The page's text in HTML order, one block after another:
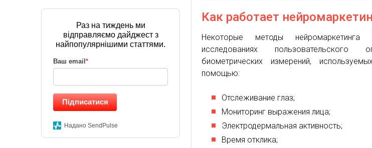
Как работает
Некоторые методы
исследованиях
биометрических измерений,
помощью:
Отслеживание глаз;
Мониторинг выражения лица;
Электродермальная активность;
Время отклика;
Раз на тиждень ми
відправляємо дайджест з
найпопулярнішими статтями.
Ваш email *
Підписатися
Надано SendPulse